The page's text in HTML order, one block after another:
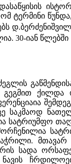
ტერმინი
30-იან წლებში
ქილდა
საკმაოდ
სატრიუმფო
მთავარ
სადა
ნავის